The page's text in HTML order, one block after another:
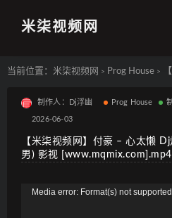
米柒视频网
当前位置： 米柒视频网 > Prog House > 【
制作人：Dj浮幽 Prog House
2026-06-03
【米柒视频网】付豪 – 心太懒
男) 影视 [www.mqmix.com].mp4
Media error: Format(s) not